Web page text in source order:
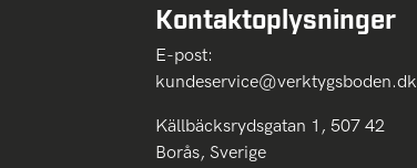
Kontaktoplysninger
E-post:
kundeservice@verktygsboden.dk
Källbäcksrydsgatan 1, 507 42
Borås, Sverige